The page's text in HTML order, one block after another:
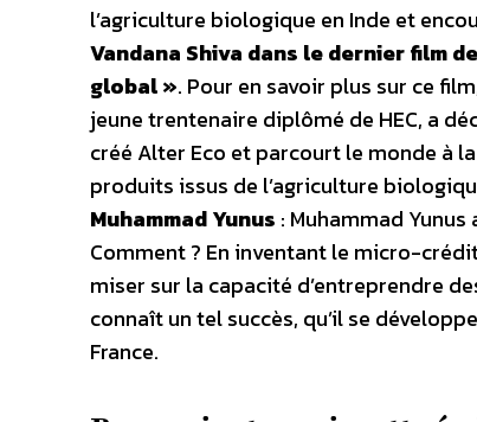
l’agriculture biologique en Inde et
Vandana Shiva dans le dernier film
global ». Pour en savoir plus sur ce
jeune trentenaire diplômé de HEC, a
créé Alter Eco et parcourt le monde à
produits issus de l’agriculture
Muhammad Yunus : Muhammad
Comment ? En inventant le micro-
miser sur la capacité d’entreprendre
connaît un tel succès, qu’il se
France.